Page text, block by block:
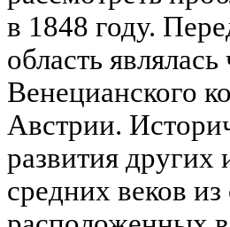
в 1848 году.
область
Венецианского
Австрии.
развития других
средних веков